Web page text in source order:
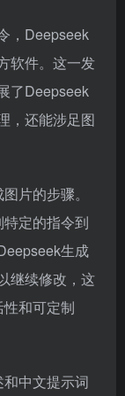
，Deepseek
软件。这一发
了Deepseek
，还能涉足图
片的步骤。
定的指令到
生成
继续修改，这
和可定制
中文提示词